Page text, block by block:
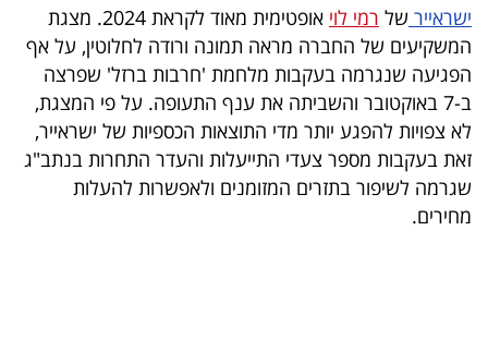
קריירה
ולימודים
מינויים
רייטינג
רכב
ישראייר של רמי לוי
אופטימית מאוד לקראת 2024. מצגת
המשקיעים של החברה מראה תמונה ורודה לחלוטין, על אף
הפגיעה שנגרמה בעקבות מלחמת 'חרבות ברזל' שפרצה
ב-7 באוקטובר והשביתה את ענף התעופה. על פי המצגת,
לא צפויות להפגע יותר מדי התוצאות הכספיות של ישראייר,
זאת בעקבות מספר צעדי התייעלות והעדר התחרות בנתב"ג
שגרמה לשיפור בתזרים המזומנים ולאפשרות להעלות
מחירים.